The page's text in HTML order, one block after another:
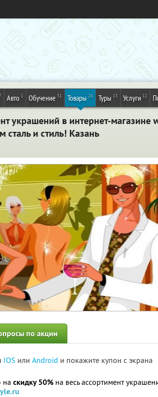
Авто 1 Обучение 31 Товары 26 Туры 13 Услуги 12
украшений в интернет-
и стиль! Казань
по акции
IOS или Android и покажите купон с экрана
на скидку 50% на весь ассортимент